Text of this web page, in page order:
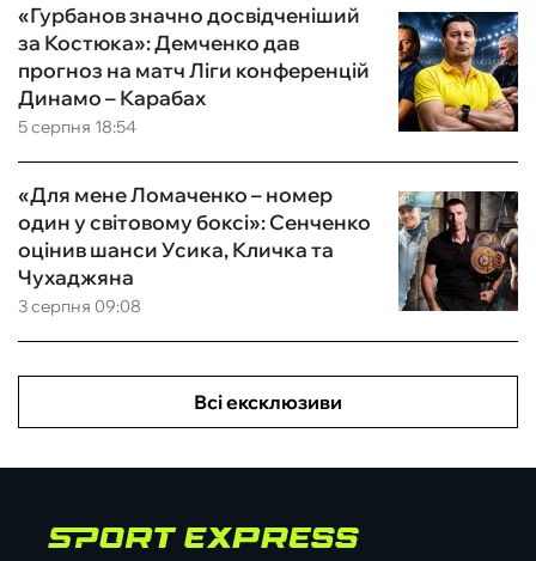
5 серпня 18:54
«Гурбанов значно досвідченіший
за Костюка»: Демченко дав
прогноз на матч Ліги конференцій
Динамо – Карабах
3 серпня 09:08
«Для мене Ломаченко – номер
один у світовому боксі»: Сенченко
оцінив шанси Усика, Кличка та
Чухаджяна
Всі ексклюзиви